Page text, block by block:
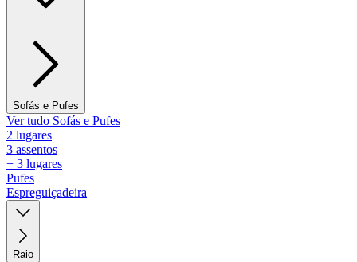
Sofás e Pufes
Ver tudo Sofás e Pufes
2 lugares
3 assentos
+ 3 lugares
Pufes
Espreguiçadeira
Raio